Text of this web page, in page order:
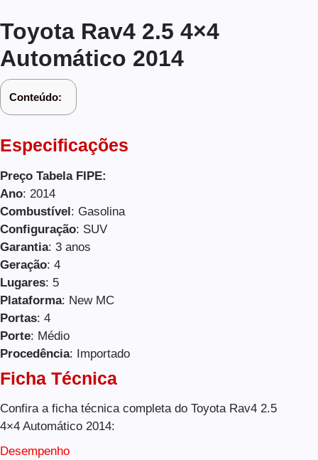
Toyota Rav4 2.5 4×4
Automático 2014
Conteúdo:
Especificações
Preço Tabela FIPE:
Ano: 2014
Combustível: Gasolina
Configuração: SUV
Garantia: 3 anos
Geração: 4
Lugares: 5
Plataforma: New MC
Portas: 4
Porte: Médio
Procedência: Importado
Ficha Técnica
Confira a ficha técnica completa do Toyota Rav4 2.5
4×4 Automático 2014:
Desempenho